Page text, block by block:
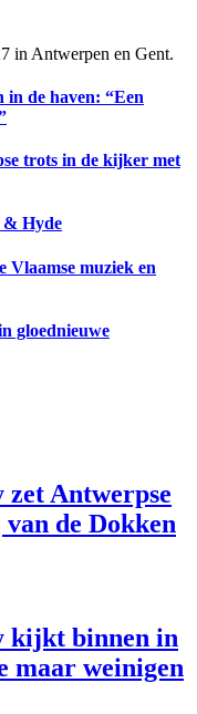
in Antwerpen en Gent.
de haven: “Een
trots in de kijker met
& Hyde
Vlaamse muziek en
gloednieuwe
zet Antwerpse
de Dokken
kijkt binnen in
maar weinigen